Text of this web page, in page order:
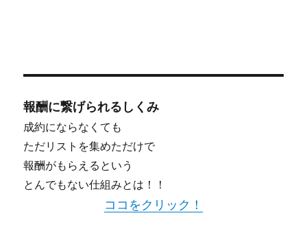
報酬に繋げられるしくみ
成約にならなくても
ただリストを集めただけで
報酬がもらえるという
とんでもない仕組みとは！！
ココをクリック！